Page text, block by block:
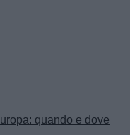
quando e dove